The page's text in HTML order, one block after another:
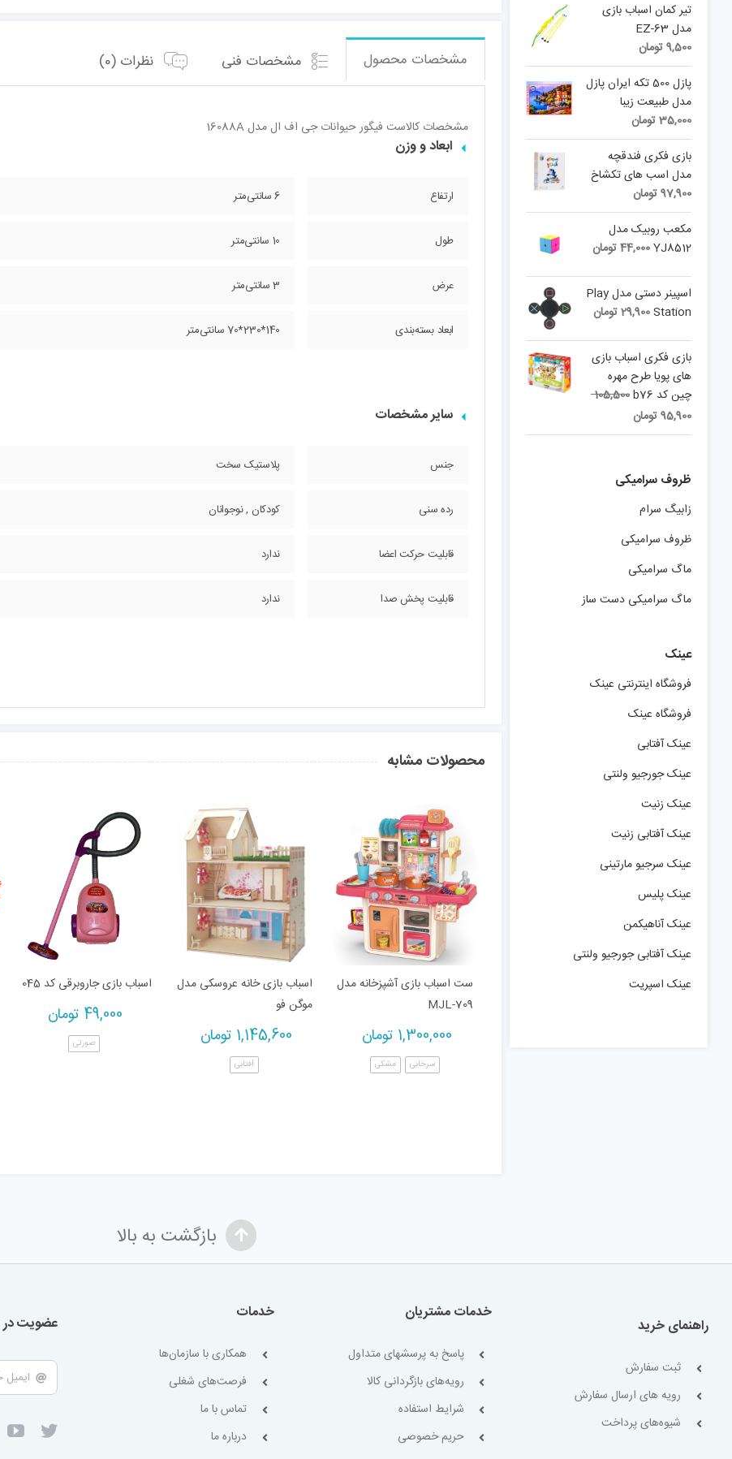
مشخصات محصول مشخصات فنی نظرات (0)
مشخصات کالاست فیگور حیوانات جی اف ال مدل 16088A
ابعاد و وزن
ارتفاع 6 سانتی‌متر
طول 10 سانتی‌متر
عرض 3 سانتی‌متر
ابعاد بسته‌بندی 140*230*70 سانتی‌متر
سایر مشخصات
جنس پلاستیک سخت
رده سنی کودکان , نوجوانان
قابلیت حرکت اعضا ندارد
قابلیت پخش صدا ندارد
محصولات مشابه
ست اسباب بازی آشپزخانه مدل
MJL-709
1,300,000 تومان
سرخابی مشکی
اسباب بازی خانه عروسکی مدل
موگن فو
1,145,600 تومان
آفتابی
اسباب بازی جاروبرقی کد 045
49,000 تومان
صورتی
تیر کمان اسباب بازی
مدل EZ-63
9,500تومان
پازل 500 تکه ایران پازل
مدل طبیعت زیبا
35,000تومان
بازی فکری فندقچه
مدل اسب های تکشاخ
97,900تومان
مکعب روبیک مدل
YJ8512
44,000تومان
اسپینر دستی مدل Play
Station
29,900تومان
بازی فکری اسباب بازی
های پویا طرح مهره
چین کد b76
105,500
Original
was:
95,900تومان
price
95,900 تومان.
ظروف سرامیکی
زابیگ سرام
ظروف سرامیکی
ماگ سرامیکی
ماگ سرامیکی دست ساز
عینک
فروشگاه اینترنتی عینک
فروشگاه عینک
عینک آفتابی
عینک جورجیو ولنتی
عینک زنیت
عینک آفتابی زنیت
عینک سرجیو مارتینی
عینک پلیس
عینک آناهیکمن
عینک آفتابی جورجیو ولنتی
عینک اسپریت
بازگشت به بالا
راهنمای خرید
ثبت سفارش
رویه های ارسال سفارش
شیوه‌های پرداخت
خدمات مشتریان
پاسخ به پرسشهای متداول
رویه‌های بازگردانی کالا
شرایط استفاده
حریم خصوصی
خدمات
همکاری با سازمان‌ها
فرصت‌های شغلی
تماس با ما
درباره ما
عضویت در